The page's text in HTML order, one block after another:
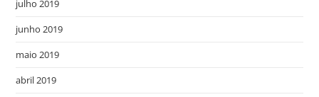
julho 2019
junho 2019
maio 2019
abril 2019